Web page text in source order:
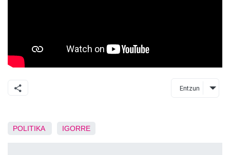
Entzun
POLITIKA IGORRE